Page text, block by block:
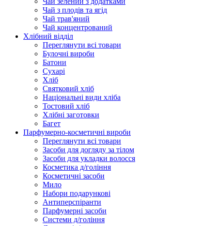
Чай з плодів та ягід
Чай трав'яний
Чай концентрований
Хлібний відділ
Переглянути всі товари
Булочні вироби
Батони
Сухарі
Хліб
Святковий хліб
Національні види хліба
Тостовий хліб
Хлібні заготовки
Багет
Парфумерно-косметичні вироби
Переглянути всі товари
Засоби для догляду за тілом
Засоби для укладки волосся
Косметика д/гоління
Косметичні засоби
Мило
Набори подарункові
Антиперспіранти
Парфумерні засоби
Системи д/гоління